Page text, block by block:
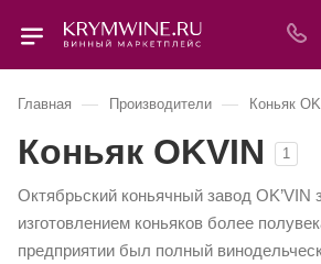
Главная — Производители — Коньяк
Коньяк OKVIN 1
Октябрьский коньячный завод OK’VIN
изготовлением коньяков более
предприятии был полный